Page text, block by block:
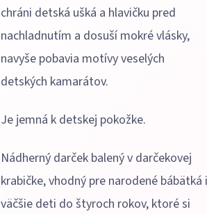
chráni detská ušká a hlavičku pred
nachladnutím a dosuší mokré vlásky,
navyše pobavia motívy veselých
detských kamarátov.
Je jemná k detskej pokožke.
Nádherný darček balený v darčekovej
krabičke, vhodný pre narodené bábätká i
väčšie deti do štyroch rokov, ktoré si